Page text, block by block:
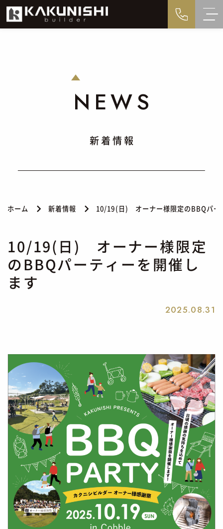
NEWS
新着情報
ホーム 新着情報 10/19(日) オーナー様限定のBBQパー
10/19(日) オーナー様限定
のBBQパーティーを開催し
ます
2025.08.31